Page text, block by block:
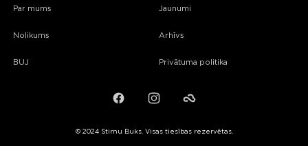
Par mums
Nolikums
BUJ
Jaunumi
Arhīvs
Privātuma politika
FacebookInstagramFailiem.lv
© 2024 Stirnu Buks. Visas tiesības rezervētas.